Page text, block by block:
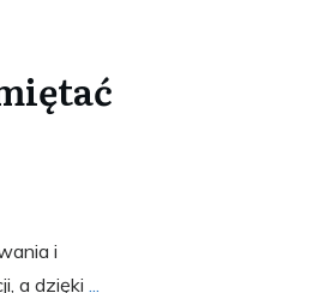
i
a dzięki